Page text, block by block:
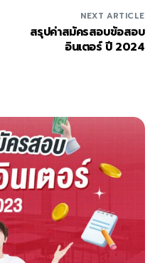
NEXT ARTICLE
สรุปค่าสมัครสอบข้อสอบ
อินเตอร์ ปี 2024